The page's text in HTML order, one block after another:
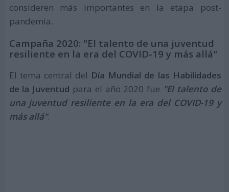
consideren más importantes en la etapa post-
pandemia.
Campaña 2020: "El talento de una juventud
resiliente en la era del COVID-19 y más allá"
El tema central del Día Mundial de las Habilidades
de la Juventud para el año 2020 fue "El talento de
una juventud resiliente en la era del COVID-19 y
más allá".